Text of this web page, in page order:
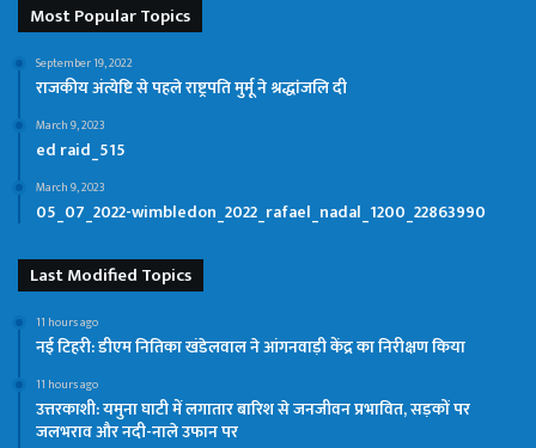
Most Popular Topics
September 19, 2022
राजकीय अंत्येष्टि से पहले राष्ट्रपति मुर्मू ने श्रद्धांजलि दी
March 9, 2023
ed raid_515
March 9, 2023
05_07_2022-wimbledon_2022_rafael_nadal_1200_22863990
Last Modified Topics
11 hours ago
नई टिहरी: डीएम नितिका खंडेलवाल ने आंगनवाड़ी केंद्र का निरीक्षण किया
11 hours ago
उत्तरकाशी: यमुना घाटी में लगातार बारिश से जनजीवन प्रभावित, सड़कों पर
जलभराव और नदी-नाले उफान पर